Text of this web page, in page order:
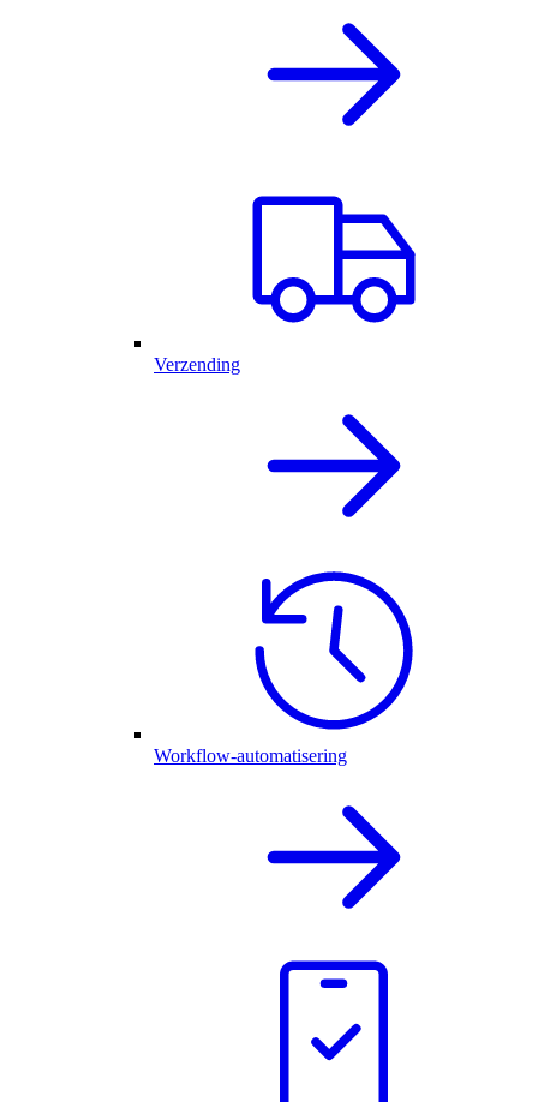
Verzending
Workflow-automatisering